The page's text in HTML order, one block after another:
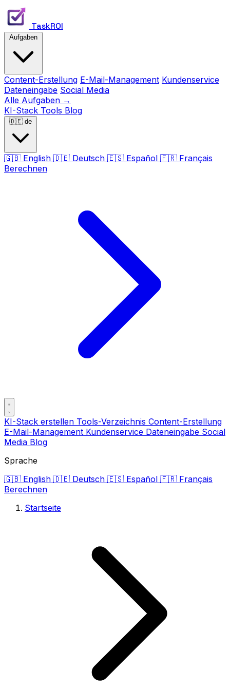
TaskROI
Content-Erstellung E-Mail-Management Kundenservice
Dateneingabe Social Media
Alle Aufgaben →
KI-Stack Tools Blog
🇩🇪 de
🇬🇧 English 🇩🇪 Deutsch 🇪🇸 Español 🇫🇷 Français
Berechnen
KI-Stack erstellen Tools-Verzeichnis Content-Erstellung
E-Mail-Management Kundenservice Dateneingabe Social
Media Blog
Sprache
🇬🇧 English 🇩🇪 Deutsch 🇪🇸 Español 🇫🇷 Français
Berechnen
Startseite